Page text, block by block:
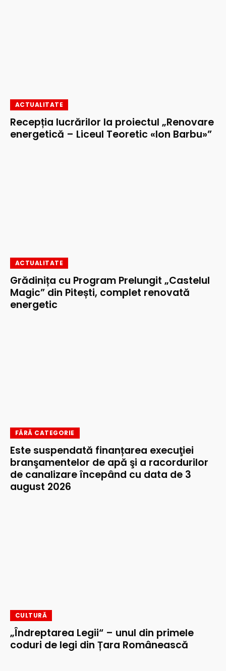
ACTUALITATE
Recepția lucrărilor la proiectul „Renovare
energetică – Liceul Teoretic «Ion Barbu»”
ACTUALITATE
Grădinița cu Program Prelungit „Castelul
Magic” din Pitești, complet renovată
energetic
FĂRĂ CATEGORIE
Este suspendată finanțarea execuţiei
branşamentelor de apă şi a racordurilor
de canalizare începând cu data de 3
august 2026
CULTURĂ
„Îndreptarea Legii“ – unul din primele
coduri de legi din Țara Românească